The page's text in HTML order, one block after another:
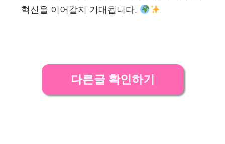
혁신을 이어갈지 기대됩니다.
다른글 확인하기